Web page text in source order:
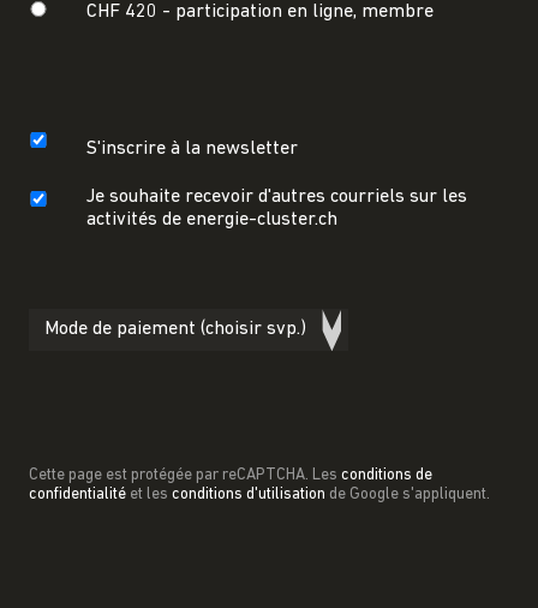
CHF 420 - participation en ligne, membre
S'inscrire à la newsletter
Je souhaite recevoir d'autres courriels sur les
activités de energie-cluster.ch
Cette page est protégée par reCAPTCHA. Les conditions de
confidentialité et les conditions d'utilisation de Google s'appliquent.